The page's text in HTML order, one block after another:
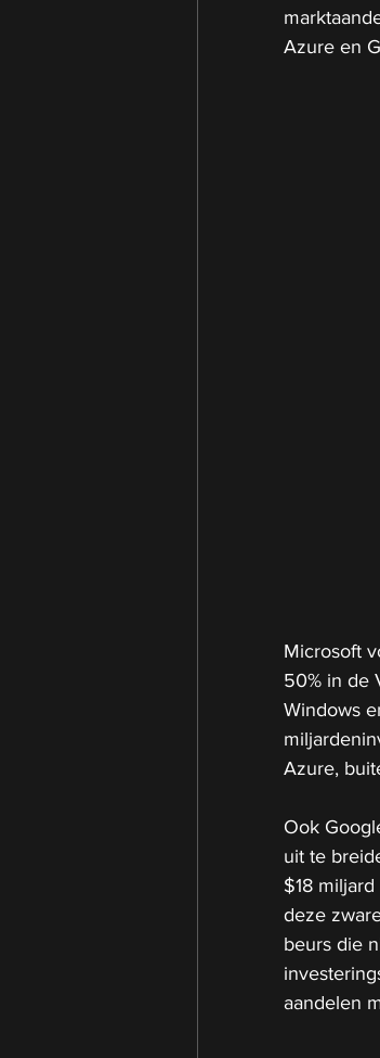
Azure en
Microsoft
50% in de
Windows
Azure,
Ook
uit te
$18
deze
beurs die
aandelen